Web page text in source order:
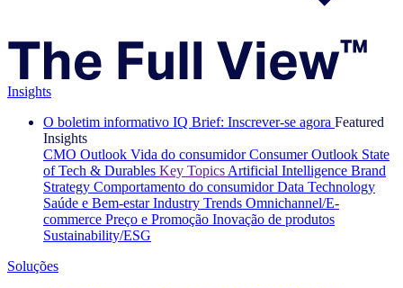
Insights
O boletim informativo IQ Brief: Inscrever-se agora Featured
Insights
CMO Outlook Vida do consumidor Consumer Outlook State
of Tech & Durables Key TopicsArtificial Intelligence Brand
Strategy Comportamento do consumidor Data Technology
Saúde e Bem-estar Industry Trends Omnichannel/E-
commerce Preço e Promoção Inovação de produtos
Sustainability/ESG
Soluções